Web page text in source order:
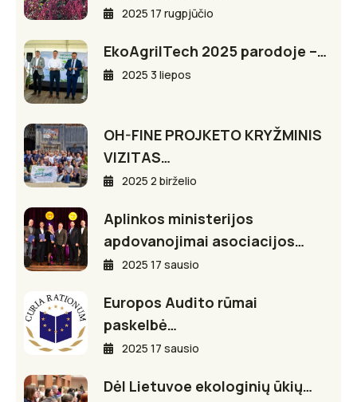
2025 17 rugpjūčio
EkoAgriITech 2025 parodoje –…
2025 3 liepos
OH-FINE PROJKETO KRYŽMINIS
VIZITAS…
2025 2 birželio
Aplinkos ministerijos
apdovanojimai asociacijos…
2025 17 sausio
Europos Audito rūmai
paskelbė…
2025 17 sausio
Dėl Lietuvoe ekologinių ūkių…